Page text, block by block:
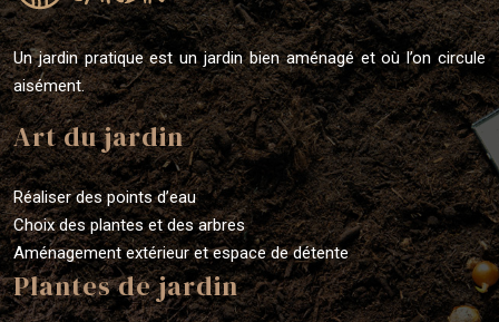
Un jardin pratique est un jardin bien aménagé et où l’on circule
aisément.
Art du jardin
Réaliser des points d’eau
Choix des plantes et des arbres
Aménagement extérieur et espace de détente
Plantes de jardin